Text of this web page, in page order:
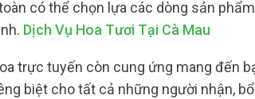
có thể chọn lựa các dòng sản
Dịch Vụ Hoa Tươi Tại Cà Mau
trực tuyến còn cung ứng mang đến
biệt cho tất cả những người nhận,